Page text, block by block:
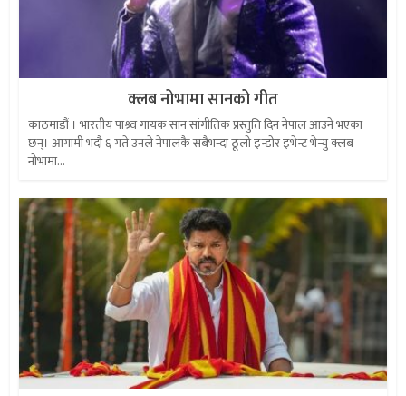
क्लब नोभामा सानको गीत
काठमाडौं । भारतीय पाश्र्व गायक सान सांगीतिक प्रस्तुति दिन नेपाल आउने भएका
छन्। आगामी भदौ ६ गते उनले नेपालकै सबैभन्दा ठूलो इन्डोर इभेन्ट भेन्यु क्लब
नोभामा...